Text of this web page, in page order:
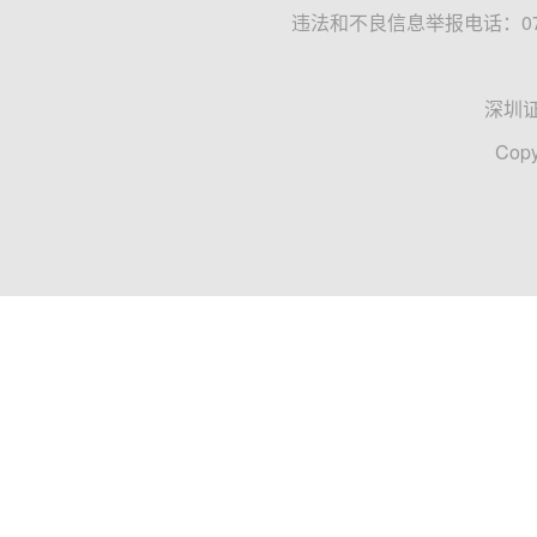
违法和不良信息举报电话：
深圳